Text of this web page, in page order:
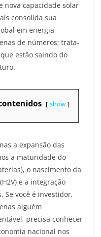
nova capacidade solar
consolida sua
em energia
de números; trata-
estão saindo do
show
a expansão das
a maturidade do
o nascimento da
(H2V) e a integração
Se você é investidor,
alguém
precisa conhecer
nacional nos